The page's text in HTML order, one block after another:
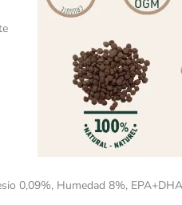
0,09%, Humedad 8%,